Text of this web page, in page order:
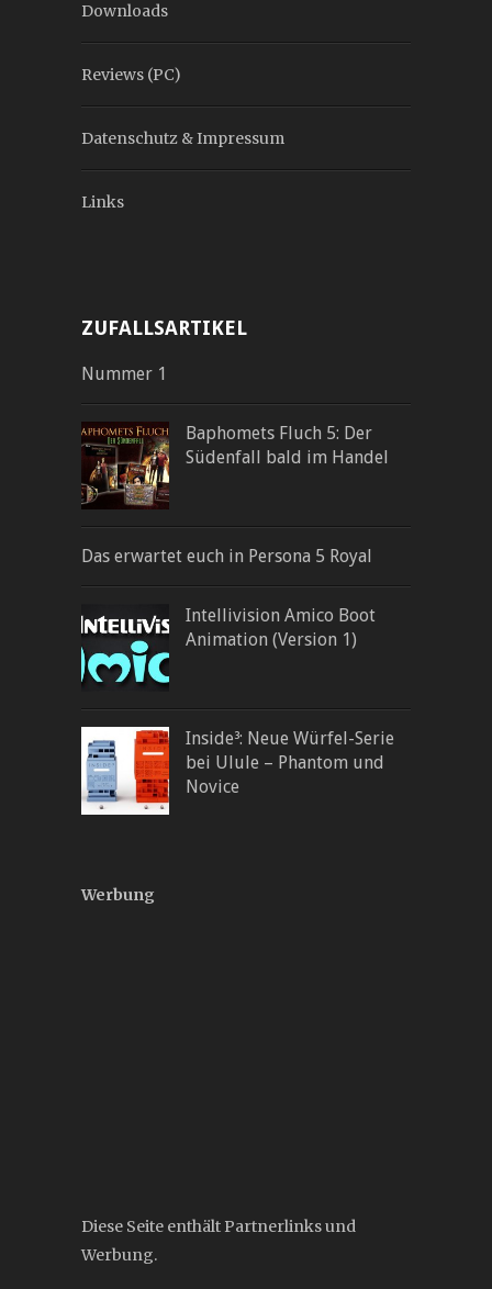
Downloads
Reviews (PC)
Datenschutz & Impressum
Links
ZUFALLSARTIKEL
Nummer 1
Baphomets Fluch 5: Der
Südenfall bald im Handel
Das erwartet euch in Persona 5 Royal
Intellivision Amico Boot
Animation (Version 1)
Inside³: Neue Würfel-Serie
bei Ulule – Phantom und
Novice
Werbung
Diese Seite enthält Partnerlinks und
Werbung.